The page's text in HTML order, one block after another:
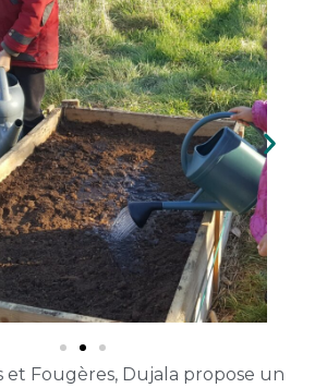
et Fougères, Dujala propose un